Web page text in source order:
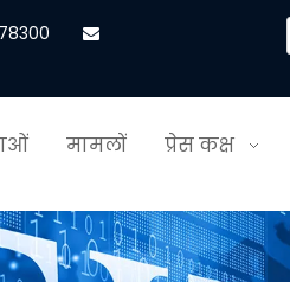

मामलों प्रेस कक्ष